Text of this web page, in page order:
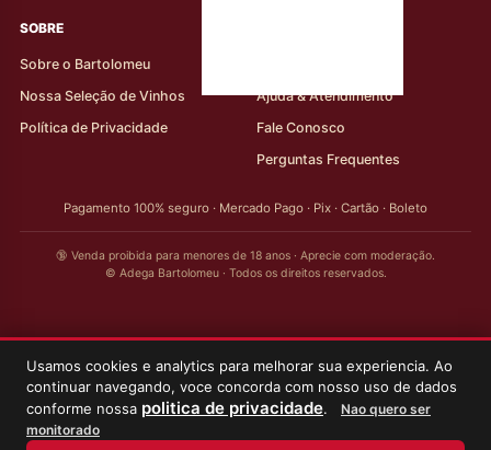
Usamos cookies e analytics para melhorar sua experiencia. Ao
continuar navegando, voce concorda com nosso uso de dados
conforme nossa politica de privacidade.
Nao quero ser
monitorado
SOBRE
Sobre o Bartolomeu
Nossa Seleção de Vinhos
Política de Privacidade
Ajuda & Atendimento
Fale Conosco
Perguntas Frequentes
Pagamento 100% seguro · Mercado Pago · Pix · Cartão · Boleto
🔞 Venda proibida para menores de 18 anos · Aprecie com moderação.
© Adega Bartolomeu · Todos os direitos reservados.